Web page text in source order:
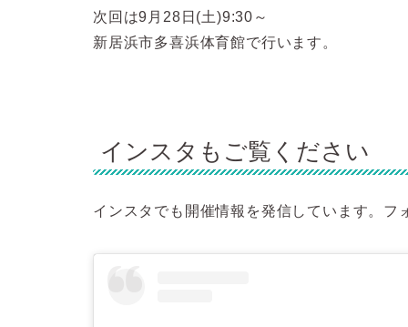
次回は9月28日(土)9:30～
新居浜市多喜浜体育館で行います。
インスタもご覧ください
インスタでも開催情報を発信しています。フ